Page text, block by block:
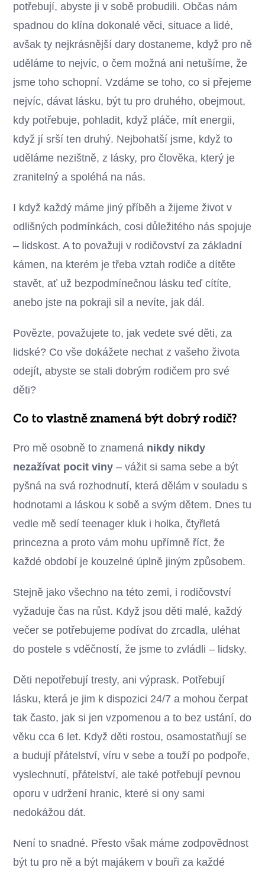
potřebují, abyste ji v sobě probudili. Občas nám
spadnou do klína dokonalé věci, situace a lidé,
avšak ty nejkrásnější dary dostaneme, když pro ně
uděláme to nejvíc, o čem možná ani netušíme, že
jsme toho schopní. Vzdáme se toho, co si přejeme
nejvíc, dávat lásku, být tu pro druhého, obejmout,
kdy potřebuje, pohladit, když pláče, mít energii,
když jí srší ten druhý. Nejbohatší jsme, když to
uděláme nezištně, z lásky, pro člověka, který je
zranitelný a spoléhá na nás.
I když každý máme jiný příběh a žijeme život v
odlišných podmínkách, cosi důležitého nás spojuje
– lidskost. A to považuji v rodičovství za základní
kámen, na kterém je třeba vztah rodiče a dítěte
stavět, ať už bezpodmínečnou lásku teď cítíte,
anebo jste na pokraji sil a nevíte, jak dál.
Povězte, považujete to, jak vedete své děti, za
lidské? Co vše dokážete nechat z vašeho života
odejít, abyste se stali dobrým rodičem pro své
děti?
Co to vlastně znamená být dobrý rodič?
Pro mě osobně to znamená nikdy nikdy
nezažívat pocit viny – vážit si sama sebe a být
pyšná na svá rozhodnutí, která dělám v souladu s
hodnotami a láskou k sobě a svým dětem. Dnes tu
vedle mě sedí teenager kluk i holka, čtyřletá
princezna a proto vám mohu upřímně říct, že
každé období je kouzelné úplně jiným způsobem.
Stejně jako všechno na této zemi, i rodičovství
vyžaduje čas na růst. Když jsou děti malé, každý
večer se potřebujeme podívat do zrcadla, uléhat
do postele s vděčností, že jsme to zvládli – lidsky.
Děti nepotřebují tresty, ani výprask. Potřebují
lásku, která je jim k dispozici 24/7 a mohou čerpat
tak často, jak si jen vzpomenou a to bez ustání, do
věku cca 6 let. Když děti rostou, osamostatňují se
a budují přátelství, víru v sebe a touží po podpoře,
vyslechnutí, přátelství, ale také potřebují pevnou
oporu v udržení hranic, které si ony sami
nedokážou dát.
Není to snadné. Přesto však máme zodpovědnost
být tu pro ně a být majákem v bouři za každé